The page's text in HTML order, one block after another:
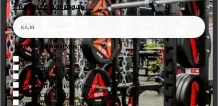
Укажите площадь
Тип недвижимости
Фитнес клуб
Кроссфит зал
Домашний спортзал
Футбольная площадка
Теннисный корт
Универсальный игровой зал